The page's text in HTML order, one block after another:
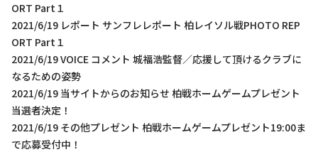
ORT Part１
2021/6/19 レポート サンフレレポート 柏レイソル戦PHOTO REP
ORT Part１
2021/6/19 VOICE コメント 城福浩監督／応援して頂けるクラブに
なるための姿勢
2021/6/19 当サイトからのお知らせ 柏戦ホームゲームプレゼント
当選者決定！
2021/6/19 その他プレゼント 柏戦ホームゲームプレゼント19:00ま
で応募受付中！